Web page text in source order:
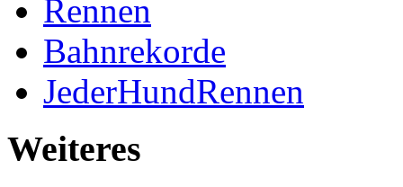
Rennen
Bahnrekorde
JederHundRennen
Weiteres